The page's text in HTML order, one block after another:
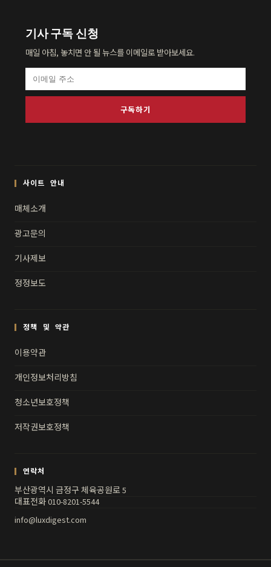
기사 구독 신청
매일 아침, 놓치면 안 될 뉴스를 이메일로 받아보세요.
구독하기
사이트 안내
매체소개
광고문의
기사제보
정정보도
정책 및 약관
이용약관
개인정보처리방침
청소년보호정책
저작권보호정책
연락처
부산광역시 금정구 체육공원로 5
대표전화 010-8201-5544
info@luxdigest.com